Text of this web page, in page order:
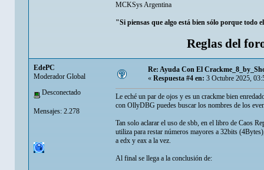
MCKSys Argentina
"Si piensas que algo está bien sólo porque todo
Reglas del
EdePC
Moderador Global
Desconectado
Mensajes: 2.278
Re: Ayuda Con El
«Respuesta #4 en:3 Octubre 2025,
Le eché un par de ojos y es un crackme bien
con OllyDBG puedes buscar los nombres de los
Tan solo aclarar el uso de sbb, en el libro de Caos
utiliza para restar números mayores a 32bits
a edx y eax a la vez.
Al final se llega a la conclusión de: